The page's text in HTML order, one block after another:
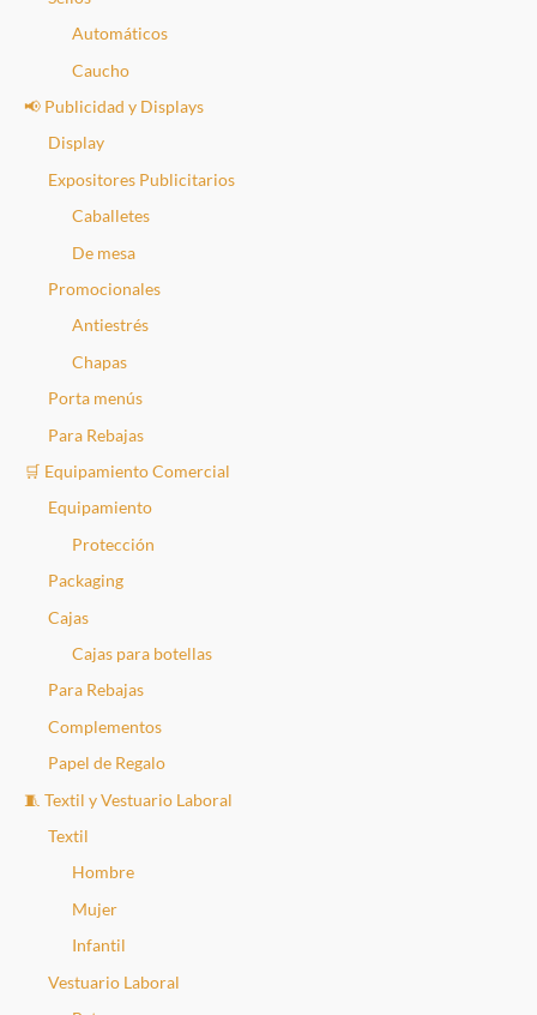
Automáticos
Caucho
📢 Publicidad y Displays
Display
Expositores Publicitarios
Caballetes
De mesa
Promocionales
Antiestrés
Chapas
Porta menús
Para Rebajas
🛒 Equipamiento Comercial
Equipamiento
Protección
Packaging
Cajas
Cajas para botellas
Para Rebajas
Complementos
Papel de Regalo
🧵 Textil y Vestuario Laboral
Textil
Hombre
Mujer
Infantil
Vestuario Laboral